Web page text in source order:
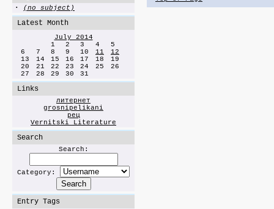
· (no subject)
Latest Month
July 2014
1
2 3 4
5
6
7 8 9 10 11
12
13
14 15 16 17 18
19
20
21 22 23 24 25
26
27
28 29 30 31
Links
литернет
grosnipelikani
рец
Vernitski Literature
Search
Search:
Category:
Entry Tags